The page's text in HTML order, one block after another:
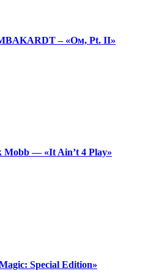
– «Ом, Pt. II»
Mobb — «It Ain’t 4 Play»
Special Edition»